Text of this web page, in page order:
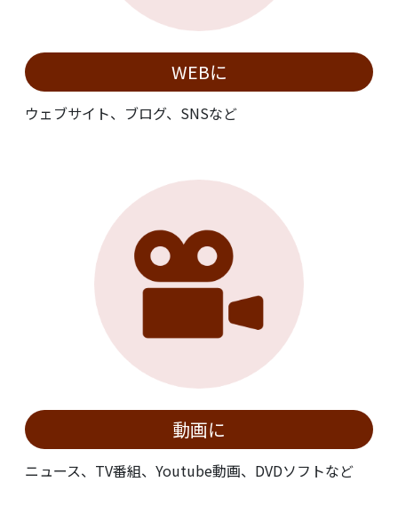
WEBに
ウェブサイト、ブログ、SNSなど
動画に
ニュース、TV番組、Youtube動画、DVDソフトなど